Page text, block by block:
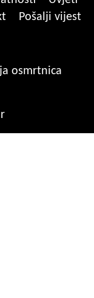
Pošalji vijest
osmrtnica